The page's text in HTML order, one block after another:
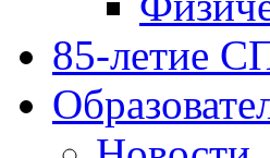
85-летие